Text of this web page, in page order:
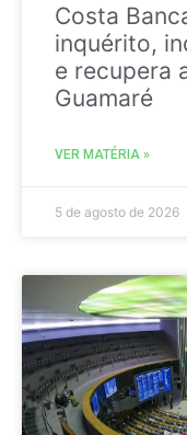
Costa
inquérito,
e recupera
Guamaré
VER MATÉRIA »
5 de agosto de 2026